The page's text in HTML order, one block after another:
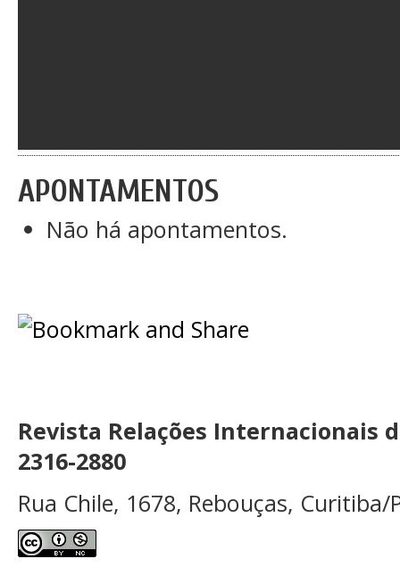
APONTAMENTOS
Não há apontamentos.
Revista Relações Internacionais
2316-2880
Rua Chile, 1678, Rebouças, Curitiba/